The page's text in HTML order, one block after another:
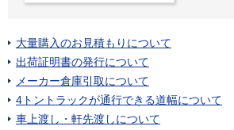
大量購入のお見積もりについて
出荷証明書の発行について
メーカー倉庫引取について
4トントラックが通行できる道幅について
車上渡し・軒先渡しについて